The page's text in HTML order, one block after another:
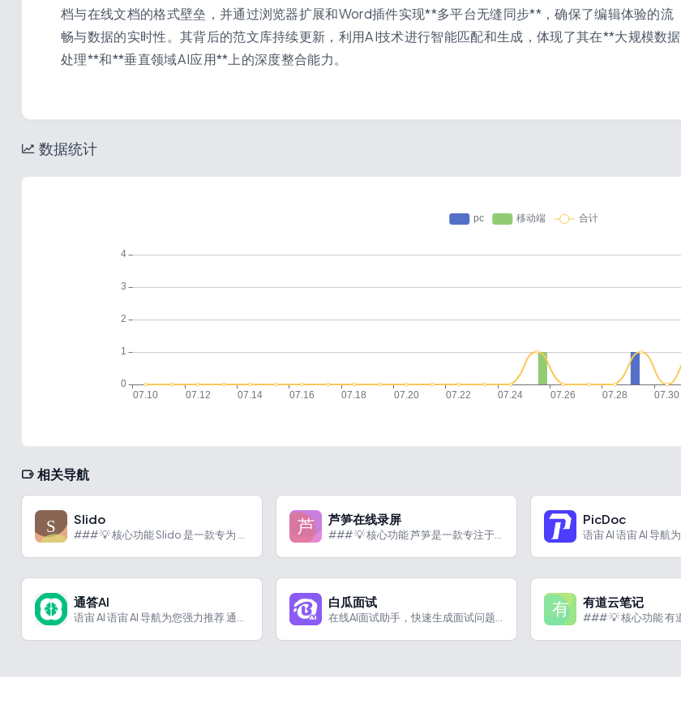
档与在线文档的格式壁垒，并通过浏览器扩展和Word插件实现**多平台无缝同步**，确保了编辑体验的流
畅与数据的实时性。其背后的范文库持续更新，利用AI技术进行智能匹配和生成，体现了其在**大规模数据
处理**和**垂直领域AI应用**上的深度整合能力。
数据统计
相关导航
Slido 芦笋在线录屏 PicDoc
通答AI 白瓜面试 有道云笔记